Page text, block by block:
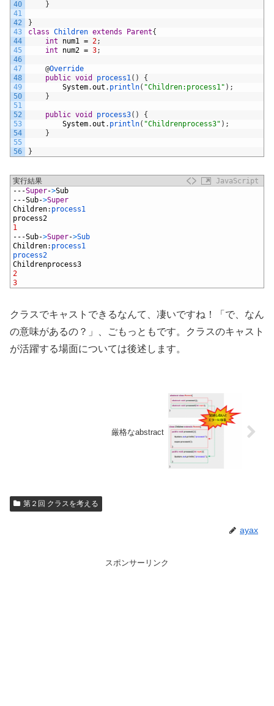
40
41
42
43
44
45
46
47
48
49
50
51
52
53
54
55
56
}
}
class Children extends Parent{
int
num1 = 2;
int
num2 = 3;
@Override
public void process1( )
{
System.out . println( "Children:process1" ) ;
}
public void process3( )
{
System.out . println( "Childrenprocess3" ) ;
}
}
実行結果
JavaScript
---Super->Sub
---Sub->Super
Children: process1
process2
1
---Sub->Super->Sub
Children: process1
process2
Childrenprocess3
2
3
クラスでキャストできるなんて、凄いですね！「で、なん
の意味があるの？」、ごもっともです。クラスのキャスト
が活躍する場面については後述します。
厳格なabstract
第２回 クラスを考える
ayax
スポンサーリンク